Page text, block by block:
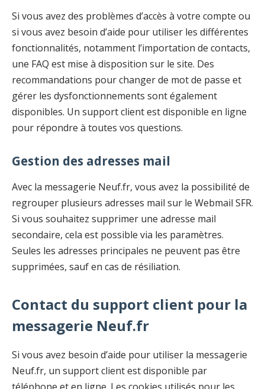
Si vous avez des problèmes d’accès à votre compte ou
si vous avez besoin d’aide pour utiliser les différentes
fonctionnalités, notamment l’importation de contacts,
une FAQ est mise à disposition sur le site. Des
recommandations pour changer de mot de passe et
gérer les dysfonctionnements sont également
disponibles. Un support client est disponible en ligne
pour répondre à toutes vos questions.
Gestion des adresses mail
Avec la messagerie Neuf.fr, vous avez la possibilité de
regrouper plusieurs adresses mail sur le Webmail SFR.
Si vous souhaitez supprimer une adresse mail
secondaire, cela est possible via les paramètres.
Seules les adresses principales ne peuvent pas être
supprimées, sauf en cas de résiliation.
Contact du support client pour la
messagerie Neuf.fr
Si vous avez besoin d’aide pour utiliser la messagerie
Neuf.fr, un support client est disponible par